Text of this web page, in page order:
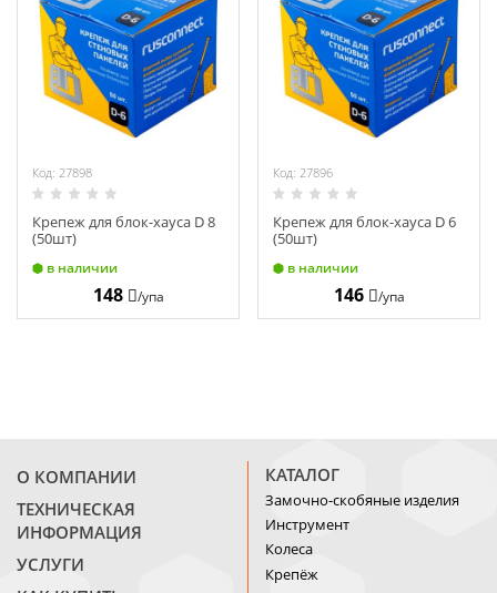
Код: 27898
Крепеж для блок-хауса D 8
(50шт)
в наличии
148 /упа
Код: 27896
Крепеж для блок-хауса D 6
(50шт)
в наличии
146 /упа
О КОМПАНИИ
ТЕХНИЧЕСКАЯ
ИНФОРМАЦИЯ
УСЛУГИ
КАТАЛОГ
Замочно-скобяные изделия
Инструмент
Колеса
Крепёж